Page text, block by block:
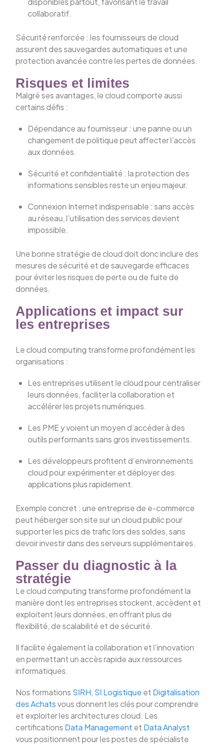
collaboratif.
Sécurité renforcée : les fournisseurs de cloud
assurent des sauvegardes automatiques et une
protection avancée contre les pertes de données.
Risques et limites
Malgré ses avantages, le cloud comporte aussi
certains défis :
Dépendance au fournisseur : une panne ou un
changement de politique peut affecter l’accès
aux données.
Sécurité et confidentialité : la protection des
informations sensibles reste un enjeu majeur.
Connexion Internet indispensable : sans accès
au réseau, l’utilisation des services devient
impossible.
Une bonne stratégie de cloud doit donc inclure des
mesures de sécurité et de sauvegarde efficaces
pour éviter les risques de perte ou de fuite de
données.
Applications et impact sur
les entreprises
Le cloud computing transforme profondément les
organisations :
Les entreprises utilisent le cloud pour centraliser
leurs données, faciliter la collaboration et
accélérer les projets numériques.
Les PME y voient un moyen d’accéder à des
outils performants sans gros investissements.
Les développeurs profitent d’environnements
cloud pour expérimenter et déployer des
applications plus rapidement.
Exemple concret : une entreprise de e-commerce
peut héberger son site sur un cloud public pour
supporter les pics de trafic lors des soldes, sans
devoir investir dans des serveurs supplémentaires.
Passer du diagnostic à la
stratégie
Le cloud computing transforme profondément la
manière dont les entreprises stockent, accèdent et
exploitent leurs données, en offrant plus de
flexibilité, de scalabilité et de sécurité.
Il facilite également la collaboration et l’innovation
en permettant un accès rapide aux ressources
informatiques.
Nos formations SIRH, SI Logistique et Digitalisation
des Achatsvous donnent les clés pour comprendre
et exploiter les architectures cloud. Les
certifications Data Management et Data Analyst
vous positionnent pour les postes de spécialiste